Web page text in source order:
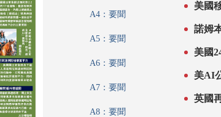
A4：要聞
A5：要聞
A6：要聞
A7：要聞
A8：要聞
美國
諾姆
美國
美AI
英國